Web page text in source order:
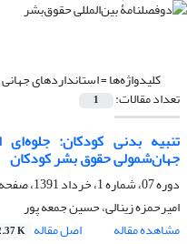
کلیدواژه‌ها =استانداردهای جهانی
تعداد مقالات: 1
تنبیه بدنی کودکان:
جهان‌شمولی حقوق بشر کودکان
دوره 07، شماره 1، خرداد 1391، صفحه
امیرحمزه زینالی، حسین جمعه پور
مشاهده مقاله
اصل مقاله K